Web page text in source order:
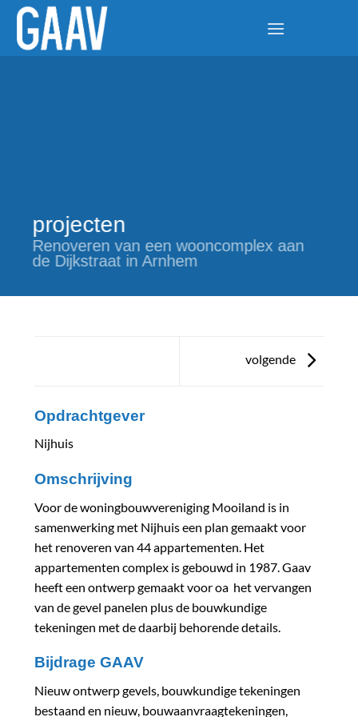
inhoud
projecten
Renoveren van een wooncomplex aan
de Dijkstraat in Arnhem
volgende
Opdrachtgever
Nijhuis
Omschrijving
Voor de woningbouwvereniging Mooiland is in
samenwerking met Nijhuis een plan gemaakt voor
het renoveren van 44 appartementen. Het
appartementen complex is gebouwd in 1987. Gaav
heeft een ontwerp gemaakt voor oa het vervangen
van de gevel panelen plus de bouwkundige
tekeningen met de daarbij behorende details.
Bijdrage GAAV
Nieuw ontwerp gevels, bouwkundige tekeningen
bestaand en nieuw, bouwaanvraagtekeningen,